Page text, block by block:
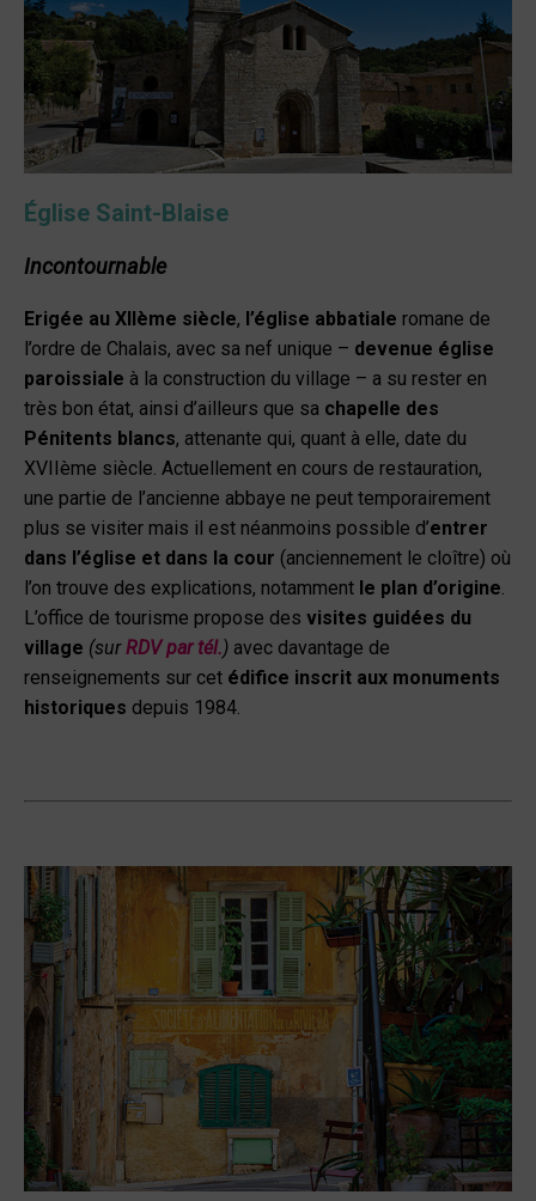
Église Saint-Blaise
Incontournable
Erigée au XII ème siècle, l’église abbatiale romane de
l’ordre de Chalais, avec sa nef unique – devenue église
paroissiale à la construction du village – a su rester en
très bon état, ainsi d’ailleurs que sa chapelle des
Pénitents blancs, attenante qui, quant à elle, date du
XVII ème siècle. Actuellement en cours de restauration,
une partie de l’ancienne abbaye ne peut temporairement
plus se visiter mais il est néanmoins possible d’entrer
dans l’église et dans la cour (anciennement le cloître) où
l’on trouve des explications, notamment le plan d’origine.
L’office de tourisme propose des visites guidées du
village (surRDV par tél.) avec davantage de
renseignements sur cet édifice inscrit aux monuments
historiques depuis 1984.